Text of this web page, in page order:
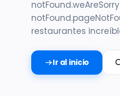
notFound.weAreSorry
restaurantes
Ir al inicio